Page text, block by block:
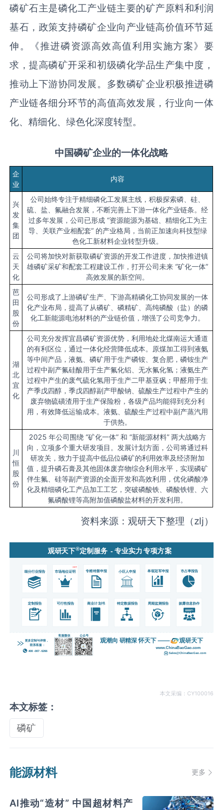
磷矿石主是磷化工产业链主要的矿产原料和利润
基石，政策支持磷矿企业向产业链高价值环节延
伸。《推进磷资源高效高值利用实施方案》要
求，提高磷矿开采和初级磷化学品生产集中度，
推动上下游协同发展。多数磷矿企业积极推进磷
产业链各细分环节的高值高效发展，行业向一体
化、精细化、绿色化深度转型。
中国磷矿企业的一体化战略
企
业
内容
兴
发
集
团
公司始终专注于精细磷化工发展主线，积极探索磷、硅、
硫、盐、氟融合发展，不断完善上下游一体化产业链条。经
过多年发展，公司已形成 “资源能源为基础、精细化工为主
导、关联产业相配套” 的产业格局，当前正加速向科技型绿
色化工新材料企业转型升级。
云
天
化
公司将加快对新获取磷矿资源的开发工作进度，加快推进镇
雄磷矿采矿和配套工程建设工作，打开公司未来 “矿化一体”
高效发展的新空间。
芭
田
股
份
公司形成了上游磷矿生产、下游高精磷化工协同发展的一体
化产业布局，提高了从磷矿、磷精矿、高纯磷酸（盐）的磷
化工新能源电池材料的产业链价值，增强了公司竞争力。
湖
北
宜
化
公司充分发挥宜昌磷矿资源优势，利用地处北煤南运大通道
的有利区位，通过一体化经营降低成本。原煤加工得到液氨
等中间产品，液氨、磷矿用于生产磷铵、复合肥，磷铵生产
过程中副产氟硅酸用于生产氟化铝、无水氟化氢；液氨生产
过程中产生的废气硫化氢用于生产二甲基亚砜；甲醛用于生
产季戊四醇，季戊四醇副产甲酸钠、硫酸生产过程中产生的
废弃物硫磺渣用于生产保险粉，各级产品均能得到充分利
用，有效降低运输成本。液氨、硫酸生产过程中副产蒸汽用
于供热。
川
恒
股
份
2025 年公司围绕 “矿化一体” 和 “新能源材料” 两大战略方
向，立项多个重大研发项目。发展计划方面，公司将通过科
研攻关，致力于提高中低品位磷矿的利用效率及经济附加
值，提升磷石膏及其他固体废弃物综合利用水平，实现磷矿
伴生氟、硅等副产资源的全面开发和高效利用，优化磷酸净
化及精细磷化工产品加工工艺，突破磷酸铁、磷酸铁锂、六
氟磷酸锂等高附加值磷酸盐材料的开发利用。
资料来源：观研天下整理（zlj）
本文采编：CY100016
本文标签：
磷矿
能源材料 更多
AI推动“造材” 中国超材料产